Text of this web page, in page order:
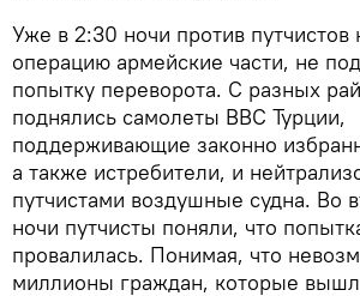
Уже в 2:30 ночи против путчистов
операцию армейские части, не
попытку переворота. С разных
поднялись самолеты ВВС Турции,
поддерживающие законно
а также истребители, и
путчистами воздушные судна. Во
ночи путчисты поняли, что
провалилась. Понимая, что
миллионы граждан, которые